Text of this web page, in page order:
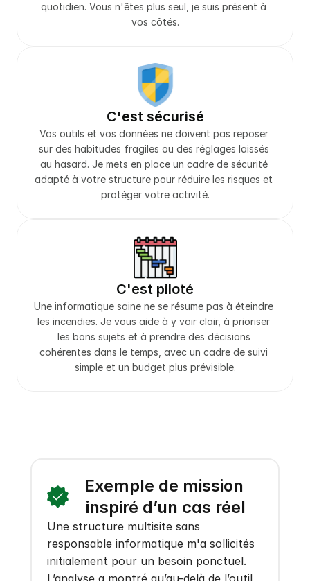
quotidien. Vous n'êtes plus seul, je suis présent à
vos côtés.
C'est sécurisé
Vos outils et vos données ne doivent pas reposer
sur des habitudes fragiles ou des réglages laissés
au hasard. Je mets en place un cadre de sécurité
adapté à votre structure pour réduire les risques et
protéger votre activité.
C'est piloté
Une informatique saine ne se résume pas à éteindre
les incendies. Je vous aide à y voir clair, à prioriser
les bons sujets et à prendre des décisions
cohérentes dans le temps, avec un cadre de suivi
simple et un budget plus prévisible.
Exemple de mission
inspiré d’un cas réel
Une structure multisite sans
responsable informatique m'a sollicités
initialement pour un besoin ponctuel.
L’analyse a montré qu’au-delà de l’outil,